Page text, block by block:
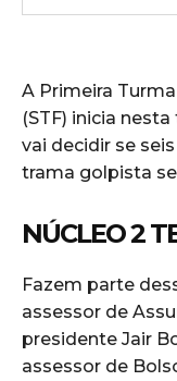
A Primeira
(STF) inicia
vai decidir se
trama golpista
NÚCLEO 2
Fazem parte
assessor de
presidente Jair
assessor de